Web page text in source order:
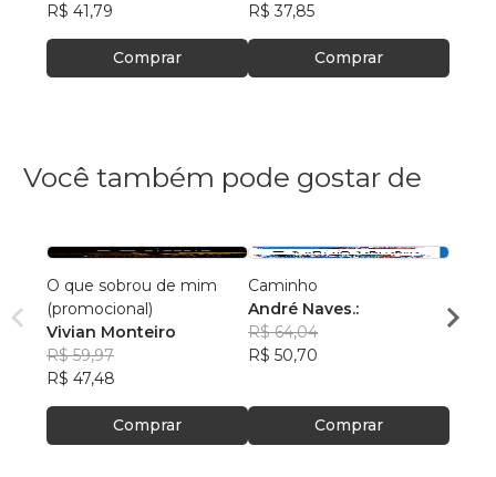
R$ 41,79
Comprar
R$ 37,85
Comprar
Você também pode gostar de
O que sobrou de mim
(promocional)
Vivian Monteiro
R$ 59,97
R$ 47,48
Comprar
Caminho
André Naves.:
R$ 64,04
R$ 50,70
Comprar